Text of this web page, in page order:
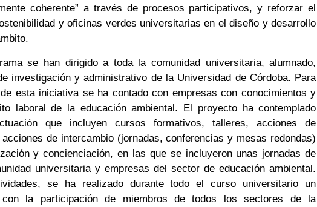
coherente” a través de procesos participativos, y reforzar el
y oficinas verdes universitarias en el diseño y desarrollo
se han dirigido a toda la comunidad universitaria, alumnado,
investigación y administrativo de la Universidad de Córdoba. Para
esta iniciativa se ha contado con empresas con conocimientos y
laboral de la educación ambiental. El proyecto ha contemplado
que incluyen cursos formativos, talleres, acciones de
de intercambio (jornadas, conferencias y mesas redondas)
y concienciación, en las que se incluyeron unas jornadas de
universitaria y empresas del sector de educación ambiental.
se ha realizado durante todo el curso universitario un
con la participación de miembros de todos los sectores de la